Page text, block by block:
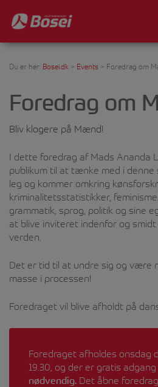
Du er her: Bosei.dk > Events > Foredrag om
Foredrag om
Bliv klogere på Mænd!
I dette foredrag af Mads Ananda
publikum til at tænke med i denne
leg og kommer omkring
kriminalitetsstatistikker,
grammatik, sprog, politik og sine
at blive inviteret indenfor og
verden.
Det er tid til at undre sig og være
masse i processen!
Foredraget vil blive afholdt på
Foredraget afholdes onsdag
19.30, og der er gratis adgang
nødvendig. Det åbne